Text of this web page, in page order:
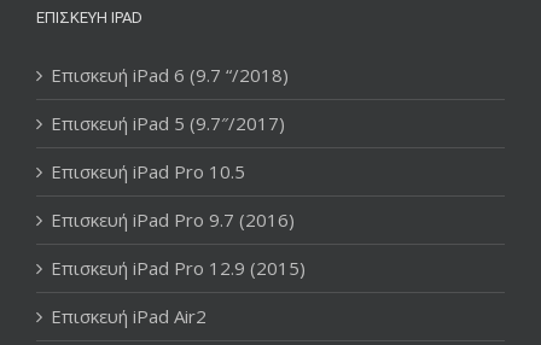
ΕΠΙΣΚΕΥΉ IPAD
Επισκευή iPad 6 (9.7 “/2018)
Επισκευή iPad 5 (9.7″/2017)
Επισκευή iPad Pro 10.5
Επισκευή iPad Pro 9.7 (2016)
Επισκευή iPad Pro 12.9 (2015)
Επισκευή iPad Air2